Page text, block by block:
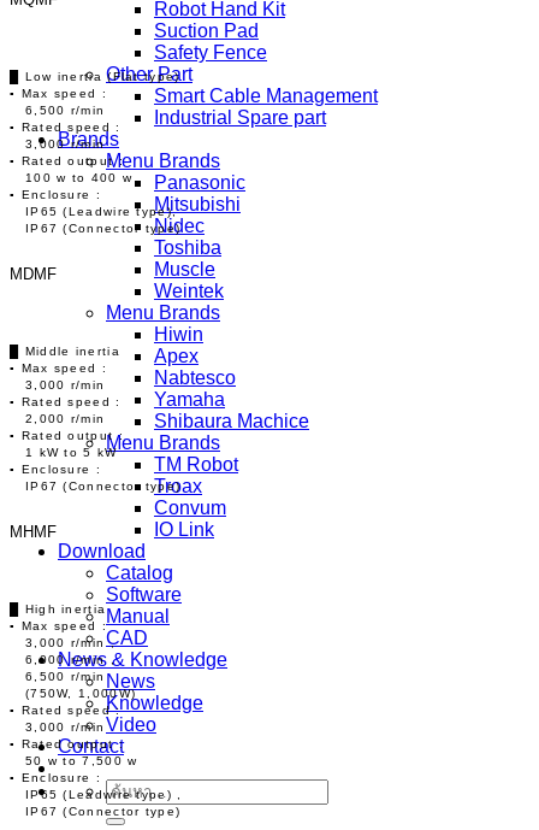
Robot Hand Kit
Suction Pad
Safety Fence
Other Part
Smart Cable Management
Industrial Spare part
Brands
Menu Brands
Panasonic
Mitsubishi
Nidec
Toshiba
Muscle
Weintek
Menu Brands
Hiwin
Apex
Nabtesco
Yamaha
Shibaura Machice
Menu Brands
TM Robot
Troax
Convum
IO Link
Download
Catalog
Software
Manual
CAD
News & Knowledge
News
Knowledge
Video
Contact
ค้นหา:
█ Low inertia (Flat type)
▪ Max speed :
6,500 r/min
▪ Rated speed :
3,000 r/min
▪ Rated output :
100 w to 400 w
▪ Enclosure :
IP65 (Leadwire type),
IP67 (Connector type)
MDMF
█ Middle inertia
▪ Max speed :
3,000 r/min
▪ Rated speed :
2,000 r/min
▪ Rated output :
1 kW to 5 kW
▪ Enclosure :
IP67 (Connector type)
MHMF
█ High inertia
▪ Max speed :
3,000 r/min ,
6,000 r/min ,
6,500 r/min
(750W, 1,000W)
▪ Rated speed :
3,000 r/min
▪ Rated output :
50 w to 7,500 w
▪ Enclosure :
IP65 (Leadwire type) ,
IP67 (Connector type)